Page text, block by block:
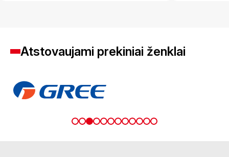
Atstovaujami prekiniai ženklai